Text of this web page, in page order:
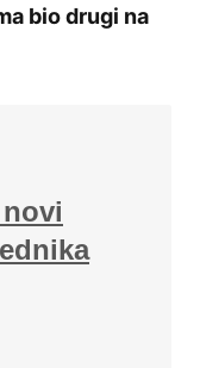
bio drugi na